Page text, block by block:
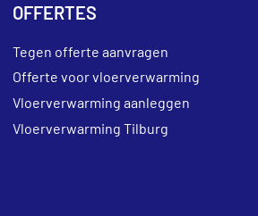
OFFERTES
Tegen offerte aanvragen
Offerte voor vloerverwarming
Vloerverwarming aanleggen
Vloerverwarming Tilburg